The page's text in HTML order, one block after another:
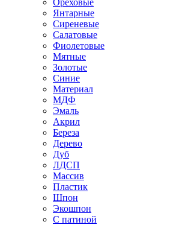
Ореховые
Янтарные
Сиреневые
Салатовые
Фиолетовые
Мятные
Золотые
Синие
Материал
МДФ
Эмаль
Акрил
Береза
Дерево
Дуб
ЛДСП
Массив
Пластик
Шпон
Экошпон
С патиной